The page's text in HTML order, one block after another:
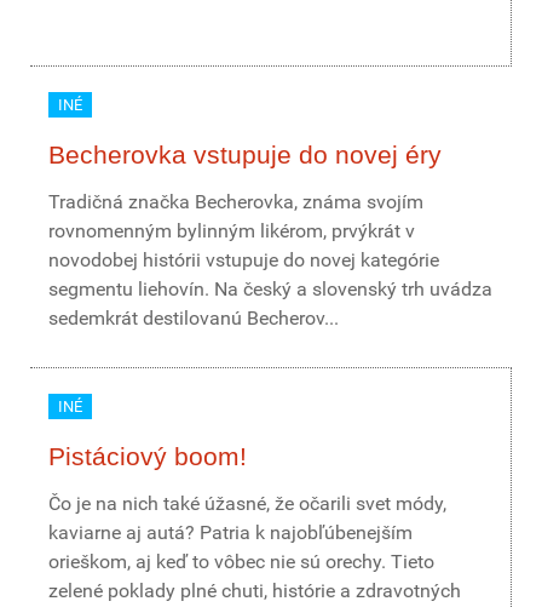
INÉ
Becherovka vstupuje do novej éry
Tradičná značka Becherovka, známa svojím
rovnomenným bylinným likérom, prvýkrát v
novodobej histórii vstupuje do novej kategórie
segmentu liehovín. Na český a slovenský trh uvádza
sedemkrát destilovanú Becherov...
INÉ
Pistáciový boom!
Čo je na nich také úžasné, že očarili svet módy,
kaviarne aj autá? Patria k najobľúbenejším
orieškom, aj keď to vôbec nie sú orechy. Tieto
zelené poklady plné chuti, histórie a zdravotných